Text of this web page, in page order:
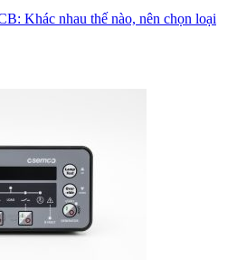
Khác nhau thế nào, nên chọn loại